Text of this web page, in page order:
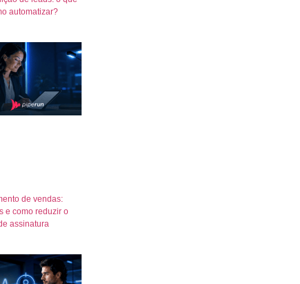
automatizar?
de vendas:
e como reduzir o
assinatura